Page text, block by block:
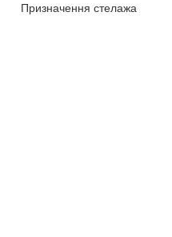
Призначення стелажа